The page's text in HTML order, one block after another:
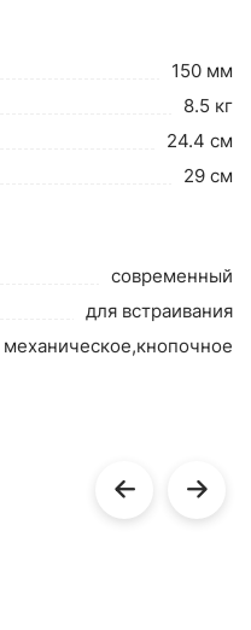
150 мм
8.5 кг
24.4 см
29 см
современный
для встраивания
механическое,кнопочное